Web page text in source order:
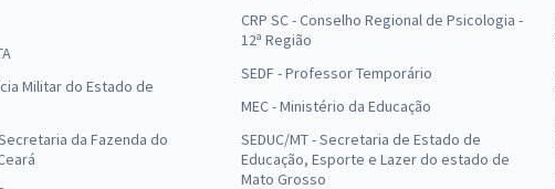
Militar do Estado de
Secretaria da Fazenda do
CRP SC - Conselho Regional de Psicologia -
12ª Região
SEDF - Professor Temporário
MEC - Ministério da Educação
SEDUC/MT - Secretaria de Estado de
Educação, Esporte e Lazer do estado de
Mato Grosso